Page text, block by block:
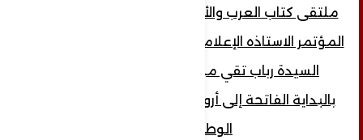
ملتقى كتاب العرب والأحرار...وقامت بإدارة هذا
المؤتمر الاستاذه الإعلامية والناشطة الحقوقية
السيدة رباب تقي من لبنان المقاومة ...
بالبداية الفاتحة إلى أرواح الشهداء ثم النشيد
الوطني ..